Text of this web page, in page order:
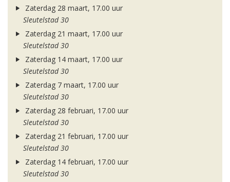
Zaterdag 28 maart, 17.00 uur
Sleutelstad 30
Zaterdag 21 maart, 17.00 uur
Sleutelstad 30
Zaterdag 14 maart, 17.00 uur
Sleutelstad 30
Zaterdag 7 maart, 17.00 uur
Sleutelstad 30
Zaterdag 28 februari, 17.00 uur
Sleutelstad 30
Zaterdag 21 februari, 17.00 uur
Sleutelstad 30
Zaterdag 14 februari, 17.00 uur
Sleutelstad 30